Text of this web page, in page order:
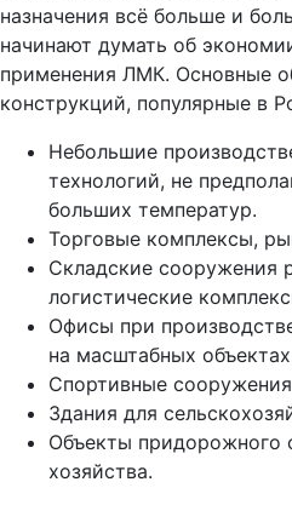
назначения всё больше и
начинают думать об
применения ЛМК. Основные
конструкций, популярные в
Небольшие
технологий, не
больших температур.
Торговые комплексы,
Складские сооружения
логистические
Офисы при
на масштабных
Спортивные
Здания для
Объекты придорожного
хозяйства.